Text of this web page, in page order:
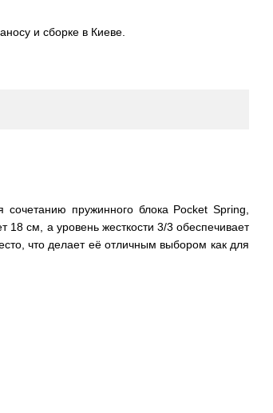
и сборке в Киеве.
пружинного блока Pocket Spring,
18 см, а уровень жесткости 3/3 обеспечивает
что делает её отличным выбором как для